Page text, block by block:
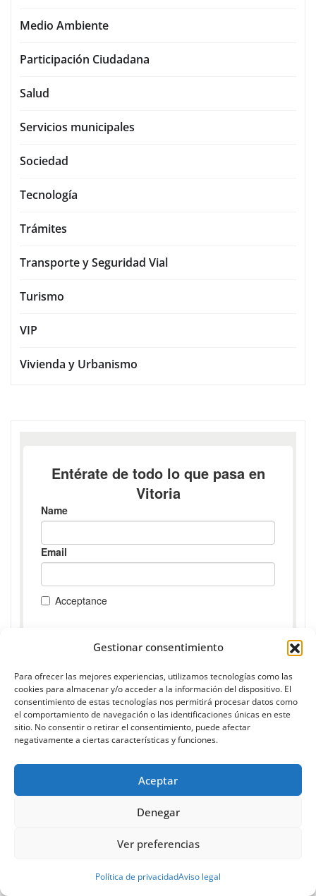
Gestionar consentimiento
Para ofrecer las mejores experiencias, utilizamos tecnologías como las
cookies para almacenar y/o acceder a la información del dispositivo. El
consentimiento de estas tecnologías nos permitirá procesar datos como
el comportamiento de navegación o las identificaciones únicas en este
sitio. No consentir o retirar el consentimiento, puede afectar
negativamente a ciertas características y funciones.
Aceptar
Denegar
Ver preferencias
Política de privacidadAviso legal
Medio Ambiente
Participación Ciudadana
Salud
Servicios municipales
Sociedad
Tecnología
Trámites
Transporte y Seguridad Vial
Turismo
VIP
Vivienda y Urbanismo
AGOSTO 2026